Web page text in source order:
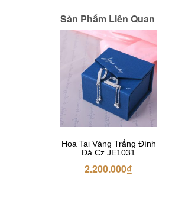
Sản Phẩm Liên Quan
Hoa Tai Vàng Trắng Đính
Đá Cz JE1031
2.200.000₫